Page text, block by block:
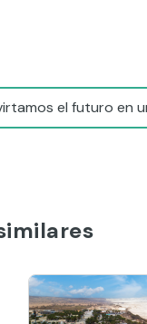
el futuro en